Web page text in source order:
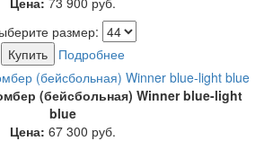
размер:
Купить
Подробнее
(бейсбольная) Winner blue-light
blue
Цена: 67 300 руб.